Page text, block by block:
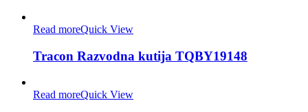
Read moreQuick View
Tracon Razvodna kutija TQBY19148
Read moreQuick View